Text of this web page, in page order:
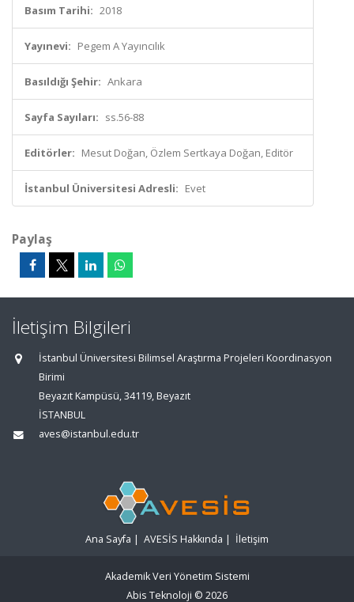
Basım Tarihi: 2018
Yayınevi: Pegem A Yayıncılık
Basıldığı Şehir: Ankara
Sayfa Sayıları: ss.56-88
Editörler: Mesut Doğan, Özlem Sertkaya Doğan, Editör
İstanbul Üniversitesi Adresli: Evet
Paylaş
İletişim Bilgileri
İstanbul Üniversitesi Bilimsel Araştırma Projeleri Koordinasyon
Birimi
Beyazıt Kampüsü, 34119, Beyazıt
İSTANBUL
aves@istanbul.edu.tr
Ana Sayfa | AVESİS Hakkında | İletişim
Akademik Veri Yönetim Sistemi
Abis Teknoloji © 2026